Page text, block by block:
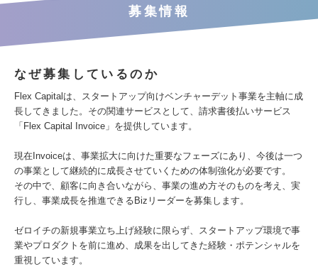
募集情報
なぜ募集しているのか
Flex Capitalは、スタートアップ向けベンチャーデット事業を主軸に成
長してきました。その関連サービスとして、請求書後払いサービス
「Flex Capital Invoice」を提供しています。
現在Invoiceは、事業拡大に向けた重要なフェーズにあり、今後は一つ
の事業として継続的に成長させていくための体制強化が必要です。
その中で、顧客に向き合いながら、事業の進め方そのものを考え、実
行し、事業成長を推進できるBizリーダーを募集します。
ゼロイチの新規事業立ち上げ経験に限らず、スタートアップ環境で事
業やプロダクトを前に進め、成果を出してきた経験・ポテンシャルを
重視しています。